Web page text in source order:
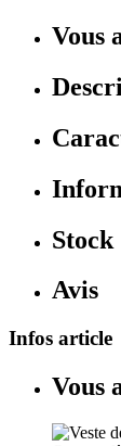
Vous
Stock
Avis
Infos article
Vous